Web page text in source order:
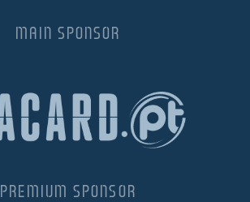
MAIN SPONSOR
PREMIUM SPONSOR